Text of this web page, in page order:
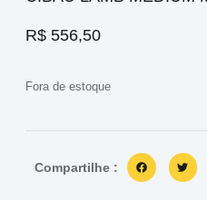
R$ 556,50
Fora de estoque
Compartilhe :